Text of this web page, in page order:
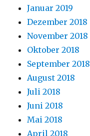
Januar 2019
Dezember 2018
November 2018
Oktober 2018
September 2018
August 2018
Juli 2018
Juni 2018
Mai 2018
April 2018